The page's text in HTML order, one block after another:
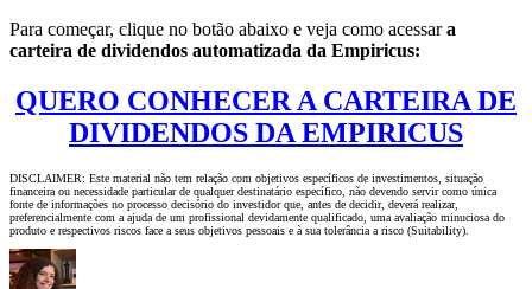
Para começar, clique no botão abaixo e veja como acessara
carteira de dividendos automatizada da Empiricus:
QUERO CONHECER A CARTEIRA DE
DIVIDENDOS DA EMPIRICUS
DISCLAIMER: Este material não tem relação com objetivos específicos de investimentos, situação
financeira ou necessidade particular de qualquer destinatário específico, não devendo servir como única
fonte de informações no processo decisório do investidor que, antes de decidir, deverá realizar,
preferencialmente com a ajuda de um profissional devidamente qualificado, uma avaliação minuciosa do
produto e respectivos riscos face a seus objetivos pessoais e à sua tolerância a risco (Suitability).